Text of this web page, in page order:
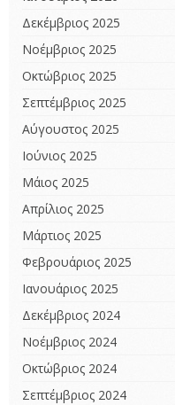
Δεκέμβριος 2025
Νοέμβριος 2025
Οκτώβριος 2025
Σεπτέμβριος 2025
Αύγουστος 2025
Ιούνιος 2025
Μάιος 2025
Απρίλιος 2025
Μάρτιος 2025
Φεβρουάριος 2025
Ιανουάριος 2025
Δεκέμβριος 2024
Νοέμβριος 2024
Οκτώβριος 2024
Σεπτέμβριος 2024